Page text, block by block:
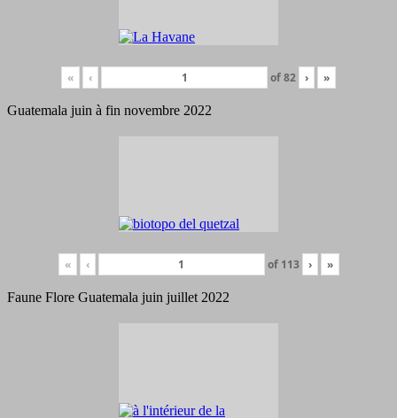
« ‹ of82 › »
Guatemala juin à fin novembre 2022
« ‹ of 113 › »
Faune Flore Guatemala juin juillet 2022